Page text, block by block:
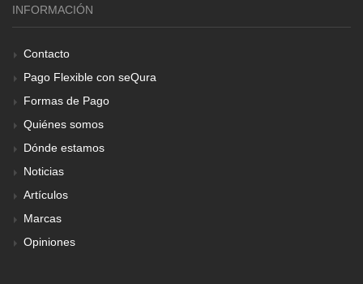
INFORMACIÓN
Contacto
Pago Flexible con seQura
Formas de Pago
Quiénes somos
Dónde estamos
Noticias
Artículos
Marcas
Opiniones